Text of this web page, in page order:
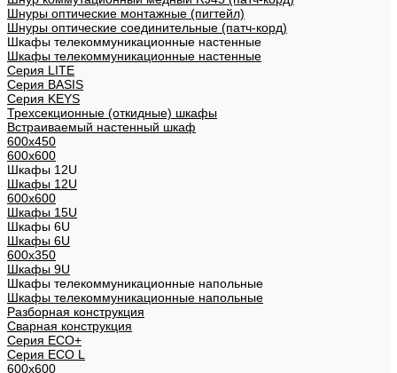
Шнуры оптические монтажные (пигтейл)
Шнуры оптические соединительные (патч-корд)
Шкафы телекоммуникационные настенные
Шкафы телекоммуникационные настенные
Cерия LITE
Cерия BASIS
Cерия KEYS
Трехсекционные (откидные) шкафы
Встраиваемый настенный шкаф
600x450
600x600
Шкафы 12U
Шкафы 12U
600x600
Шкафы 15U
Шкафы 6U
Шкафы 6U
600x350
Шкафы 9U
Шкафы телекоммуникационные напольные
Шкафы телекоммуникационные напольные
Разборная конструкция
Сварная конструкция
Серия ECO+
Серия ECO L
600x600